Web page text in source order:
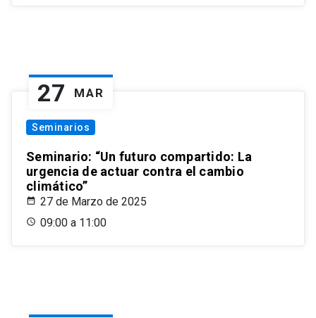
27 MAR
Seminarios
Seminario: “Un futuro compartido: La
urgencia de actuar contra el cambio
climático”
27 de Marzo de 2025
09:00 a 11:00